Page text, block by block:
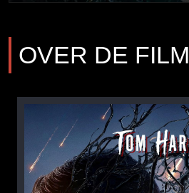
OVER DE FILM